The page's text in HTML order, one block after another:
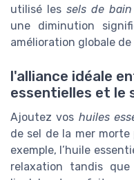
utilisé les sels de bain
une diminution
amélioration globale
l'alliance idéale
essentielles et le
Ajoutez vos huiles
de sel de la mer
exemple, l’huile
relaxation tandis